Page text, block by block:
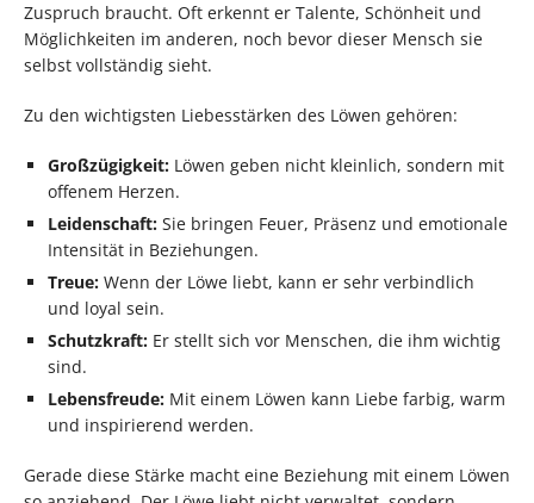
Zuspruch braucht. Oft erkennt er Talente, Schönheit und
Möglichkeiten im anderen, noch bevor dieser Mensch sie
selbst vollständig sieht.
Zu den wichtigsten Liebesstärken des Löwen gehören:
Großzügigkeit: Löwen geben nicht kleinlich, sondern mit
offenem Herzen.
Leidenschaft: Sie bringen Feuer, Präsenz und emotionale
Intensität in Beziehungen.
Treue: Wenn der Löwe liebt, kann er sehr verbindlich
und loyal sein.
Schutzkraft: Er stellt sich vor Menschen, die ihm wichtig
sind.
Lebensfreude: Mit einem Löwen kann Liebe farbig, warm
und inspirierend werden.
Gerade diese Stärke macht eine Beziehung mit einem Löwen